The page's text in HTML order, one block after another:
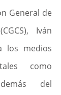
General de
Iván
los medios
como
del